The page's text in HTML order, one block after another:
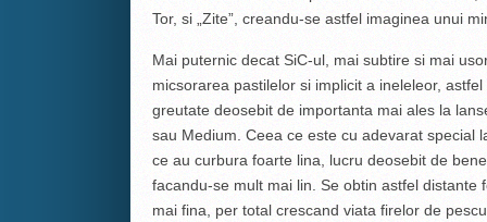
Tor, si „Zite”, creandu-se astfel imaginea unui
Mai puternic decat SiC-ul, mai subtire si mai
micsorarea pastilelor si implicit a ineleleor,
greutate deosebit de importanta mai ales la
sau Medium. Ceea ce este cu adevarat special
ce au curbura foarte lina, lucru deosebit de
facandu-se mult mai lin. Se obtin astfel
mai fina, per total crescand viata firelor de